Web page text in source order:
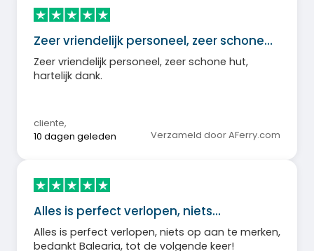
Zeer vriendelijk personeel, zeer schone…
Zeer vriendelijk personeel, zeer schone hut,
hartelijk dank.
cliente,
10 dagen geleden
Verzameld door AFerry.com
Alles is perfect verlopen, niets…
Alles is perfect verlopen, niets op aan te merken,
bedankt Balearia, tot de volgende keer!